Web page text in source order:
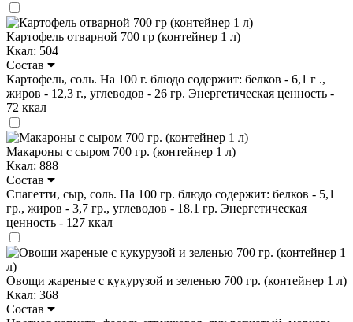
Картофель отварной 700 гр (контейнер 1 л)
Ккал: 504
Состав
Картофель, соль. На 100 г. блюдо содержит: белков - 6,1 г .,
жиров - 12,3 г., углеводов - 26 гр. Энергетическая ценность -
72 ккал
Макароны с сыром 700 гр. (контейнер 1 л)
Ккал: 888
Состав
Спагетти, сыр, соль. На 100 гр. блюдо содержит: белков - 5,1
гр., жиров - 3,7 гр., углеводов - 18.1 гр. Энергетическая
ценность - 127 ккал
Овощи жареные с кукурузой и зеленью 700 гр. (контейнер 1 л)
Ккал: 368
Состав